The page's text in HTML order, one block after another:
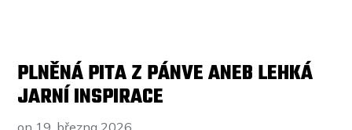
PLNĚNÁ PITA Z PÁNVE ANEB LEHKÁ
JARNÍ INSPIRACE
on 19. března 2026